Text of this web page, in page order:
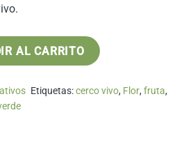
AL CARRITO
Etiquetas:cerco vivo, Flor, fruta,